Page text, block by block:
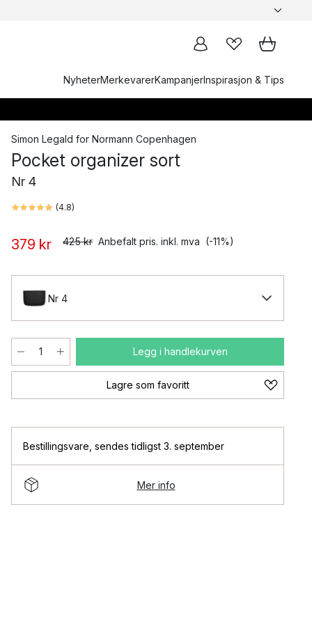
NyheterMerkevarerKampanjerInspirasjon & Tips
Simon Legald for Normann Copenhagen
Pocket organizer sort
Nr 4
(4.8)
379 kr 425 kr Anbefalt pris. inkl. mva (-11%)
Nr 4
Legg i handlekurven
Lagre som favoritt
Bestillingsvare sendes tidligst 3. september
Mer info